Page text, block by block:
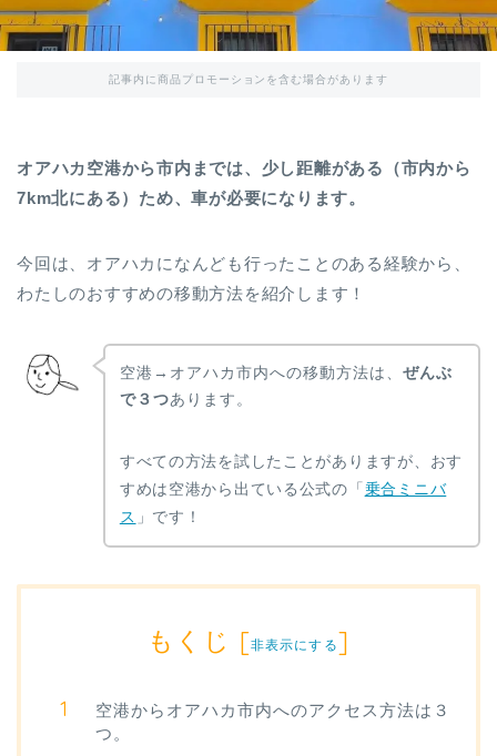
記事内に商品プロモーションを含む場合があります
オアハカ空港から市内までは、少し距離がある（市内から
7km北にある）ため、車が必要になります。
今回は、オアハカになんども行ったことのある経験から、
わたしのおすすめの移動方法を紹介します！
空港→オアハカ市内への移動方法は、 ぜんぶ
で３つあります。
すべての方法を試したことがありますが、おす
すめは空港から出ている公式の「 乗合ミニバ
ス 」です！
もくじ [非表示にする]
空港からオアハカ市内へのアクセス方法は３
つ。